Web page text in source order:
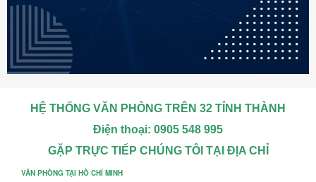
HỆ THỐNG VĂN PHÒNG TRÊN 32 TỈNH THÀNH
Điện thoại: 0905 548 995
GẶP TRỰC TIẾP CHÚNG TÔI TẠI ĐỊA CHỈ
VĂN PHÒNG TẠI HỒ CHÍ MINH